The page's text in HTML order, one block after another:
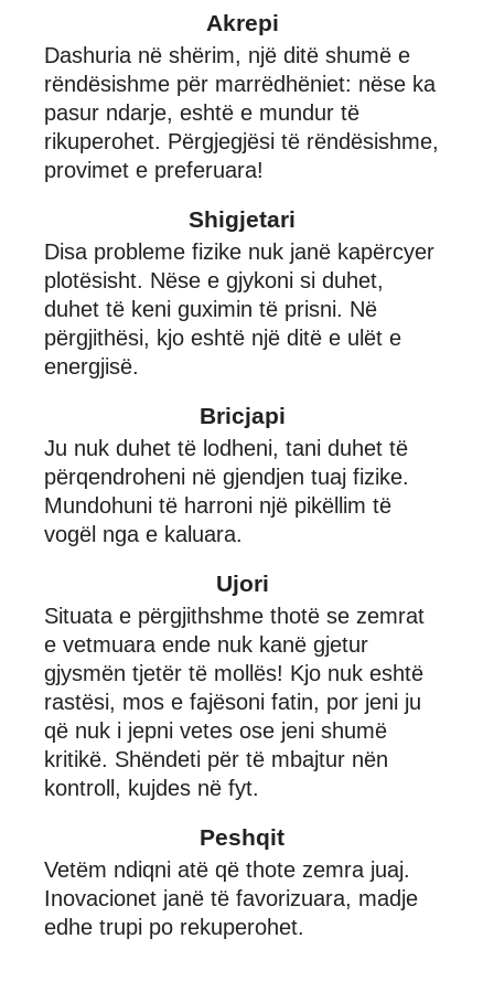
Akrepi
Dashuria në shërim, një ditë shumë e
rëndësishme për marrëdhëniet: nëse ka
pasur ndarje, eshtë e mundur të
rikuperohet. Përgjegjësi të rëndësishme,
provimet e preferuara!
Shigjetari
Disa probleme fizike nuk janë kapërcyer
plotësisht. Nëse e gjykoni si duhet,
duhet të keni guximin të prisni. Në
përgjithësi, kjo eshtë një ditë e ulët e
energjisë.
Bricjapi
Ju nuk duhet të lodheni, tani duhet të
përqendroheni në gjendjen tuaj fizike.
Mundohuni të harroni një pikëllim të
vogël nga e kaluara.
Ujori
Situata e përgjithshme thotë se zemrat
e vetmuara ende nuk kanë gjetur
gjysmën tjetër të mollës! Kjo nuk eshtë
rastësi, mos e fajësoni fatin, por jeni ju
që nuk i jepni vetes ose jeni shumë
kritikë. Shëndeti për të mbajtur nën
kontroll, kujdes në fyt.
Peshqit
Vetëm ndiqni atë që thote zemra juaj.
Inovacionet janë të favorizuara, madje
edhe trupi po rekuperohet.